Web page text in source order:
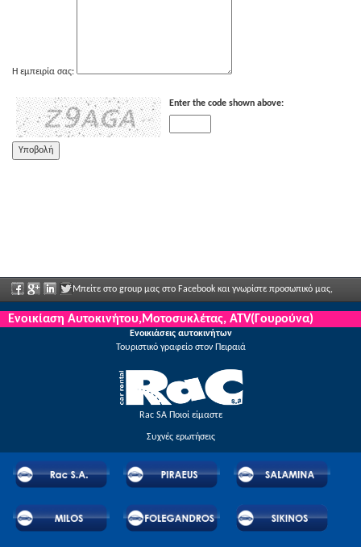
Η εμπειρία σας:
Enter the code shown above:
Μπείτε στο group μας στο Facebook και γνωρίστε προσωπικό μας,
πείτα μας τις απόψεις σας και απολαύστε μεγάλες εκπτώσεις και προσφορές που
Ενοικίαση Αυτοκινήτου,Μοτοσυκλέτας, ATV(Γουρούνα)
Ενοικιάσεις αυτοκινήτων
Τουριστικό γραφείο στον Πειραιά
Rac SA Ποιοί είμαστε
Συχνές ερωτήσεις